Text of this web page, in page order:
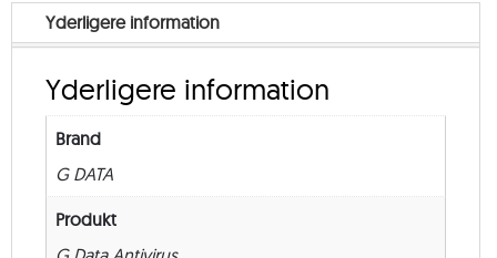
EXCHANGE
MAIL
–
Yderligere information
Yderligere information
Brand
G DATA
Produkt